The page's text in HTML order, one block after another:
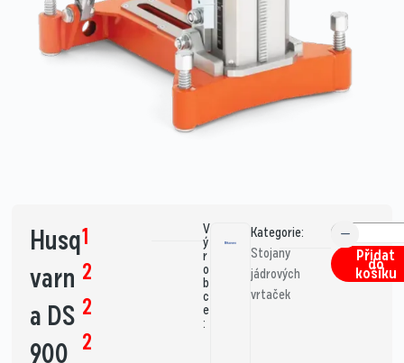
Husq
varn
a DS
900
1
2
2
2
V
ý
r
o
b
c
e
:
Kategorie:
Stojany
jádrových
vrtaček
Přidat
do
košíku